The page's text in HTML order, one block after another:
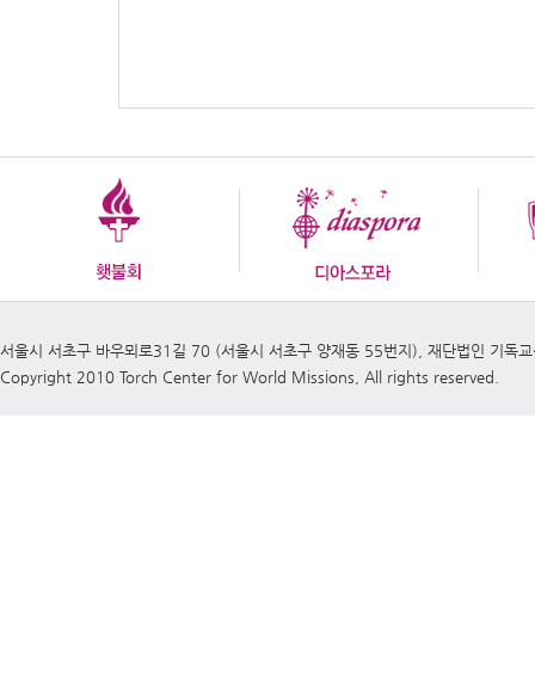
서울시 서초구 바우뫼로31길 70 (서울시 서초구 양재동 55번지), 재단법인
Copyright 2010 Torch Center for World Missions, All rights reserved.